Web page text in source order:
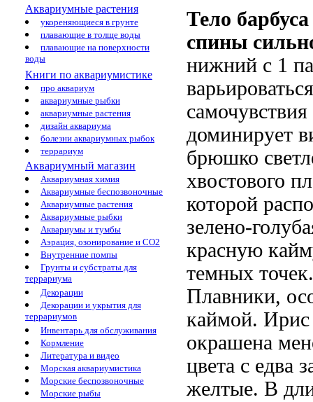
Аквариумные растения
укореняющиеся в грунте
плавающие в толще воды
плавающие на поверхности
воды
Книги по аквариумистике
про аквариум
аквариумные рыбки
аквариумные растения
дизайн аквариума
болезни аквариумных рыбок
террариум
Аквариумный магазин
Аквариумная химия
Аквариумные беспозвоночные
Аквариумные растения
Аквариумные рыбки
Аквариумы и тумбы
Аэрация, озонирование и CO2
Внутренние помпы
Грунты и субстраты для
террариума
Декорации
Декорации и укрытия для
террариумов
Инвентарь для обслуживания
Кормление
Литература и видео
Морская аквариумистика
Морские беспозвоночные
Морские рыбы
Тело
спины
нижний с 1
доминирует
брюшко
хвостового
которой
зелено-
красную
темных
Плавники,
каймой. Ирис
окрашена
цвета с едва
желтые. В